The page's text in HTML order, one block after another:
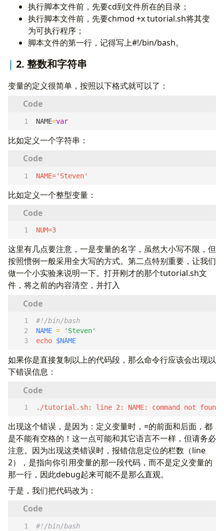
执行脚本文件前，先要cd到文件所在的目录；
执行脚本文件前，先要chmod +x tutorial.sh将其变
为可执行程序；
脚本文件的第一行，记得写上#!/bin/bash。
2. 整数和字符串
变量的定义很简单，按照以下格式就可以了：
NAME=var
比如定义一个字符串：
NAME='Steven'
比如定义一个整型变量：
NUM=3
这里有几点要注意，一是变量的名字，虽然大小写不限，但
按照惯例一般采用全大写的方式。第二点特别重要，让我们
做一个小实验来说明一下。打开刚才的那个tutorial.sh文
件，将之前的内容清空，并打入
NAME =
'Steven'
echo $NAME
如果你是直接复制以上的代码段，那么命令行应该会出现以
下错误信息：
./tutorial.sh: line 2: NAME: command not
出现这个错误，是因为：定义变量时，=的前面和后面，都
是不能有空格的！这一点可能和其它语言不一样，但请务必
注意。因为出现这类错误时，报错信息定位的栏数（line
2），是指向你引用变量的那一段代码，而不是定义变量的
那一行，因此debug起来可能不是那么直观。
于是，我们把代码改为：